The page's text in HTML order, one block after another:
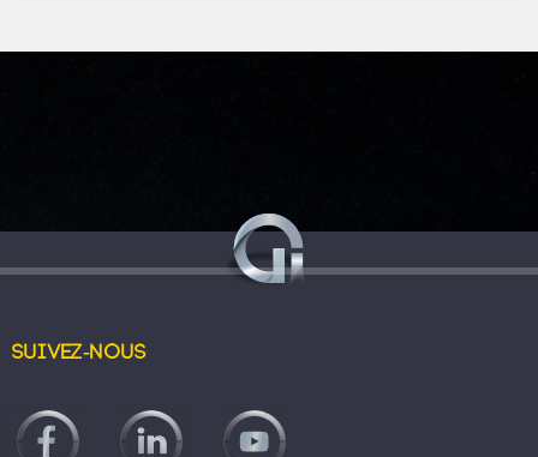
Suivez-nous